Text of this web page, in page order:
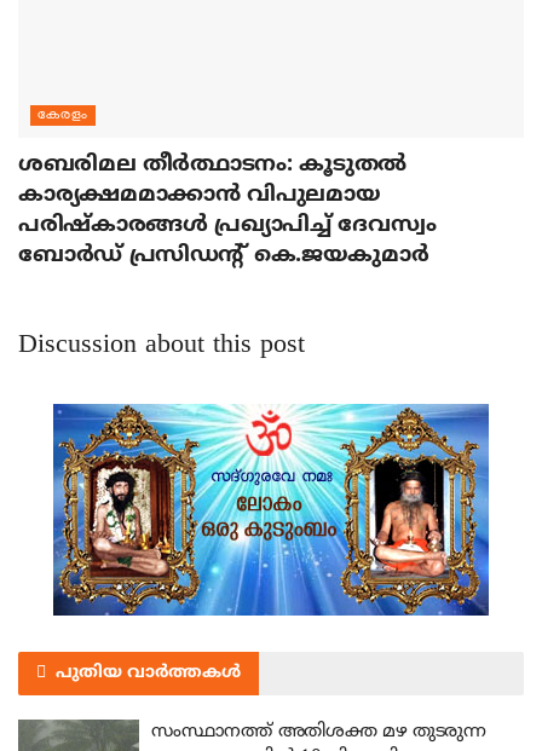
കേരളം
ശബരിമല തീര്‍ത്ഥാടനം: കൂടുതല്‍
കാര്യക്ഷമമാക്കാന്‍ വിപുലമായ
പരിഷ്‌കാരങ്ങള്‍ പ്രഖ്യാപിച്ച് ദേവസ്വം
ബോര്‍ഡ് പ്രസിഡന്റ് കെ.ജയകുമാര്‍
Discussion about this post
പുതിയ വാർത്തകൾ
സംസ്ഥാനത്ത് അതിശക്ത മഴ തുടരുന്ന